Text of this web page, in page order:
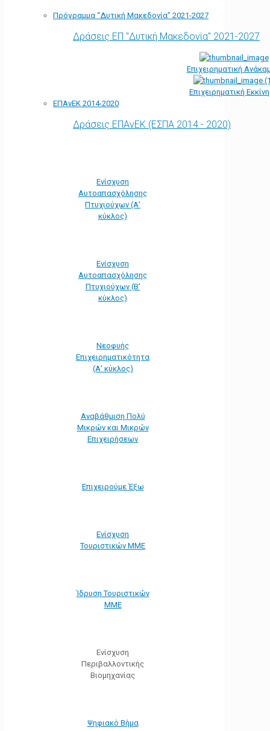
Πρόγραμμα “Δυτική Μακεδονία” 2021-2027
Δράσεις ΕΠ "Δυτική Μακεδονία" 2021-2027
Επιχειρηματική
Επιχειρηματική
ΕΠΑνΕΚ 2014-2020
Δράσεις ΕΠΑνΕΚ (ΕΣΠΑ 2014 - 2020)
Ενίσχυση
Αυτοαπασχόλησης
Πτυχιούχων (Α'
κύκλος)
Ενίσχυση
Αυτοαπασχόλησης
Πτυχιούχων (Β'
κύκλος)
Νεοφυής
Επιχειρηματικότητα
(Α' κύκλος)
Αναβάθμιση Πολύ
Μικρών και Μικρών
Επιχειρήσεων
Επιχειρούμε Έξω
Ενίσχυση
Τουριστικών ΜΜΕ
Ίδρυση Τουριστικών
ΜΜΕ
Ενίσχυση
Περιβαλλοντικής
Βιομηχανίας
Ψηφιακό Βήμα